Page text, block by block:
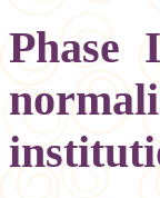
Phase